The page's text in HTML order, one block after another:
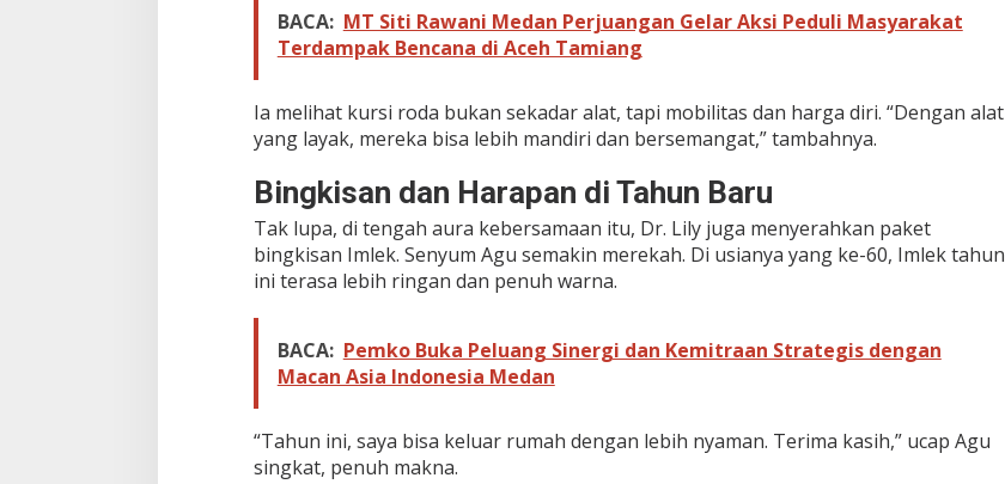
BACA: MT Siti Rawani Medan Perjuangan Gelar Aksi Peduli Masyarakat
Terdampak Bencana di Aceh Tamiang
Ia melihat kursi roda bukan sekadar alat, tapi mobilitas dan harga diri. “Dengan alat
yang layak, mereka bisa lebih mandiri dan bersemangat,” tambahnya.
Bingkisan dan Harapan di Tahun Baru
Tak lupa, di tengah aura kebersamaan itu, Dr. Lily juga menyerahkan paket
bingkisan Imlek. Senyum Agu semakin merekah. Di usianya yang ke-60, Imlek tahun
ini terasa lebih ringan dan penuh warna.
BACA: Pemko Buka Peluang Sinergi dan Kemitraan Strategis dengan
Macan Asia Indonesia Medan
“Tahun ini, saya bisa keluar rumah dengan lebih nyaman. Terima kasih,” ucap Agu
singkat, penuh makna.